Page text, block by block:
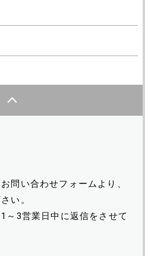
問い合わせフォームより、
い。
～3営業日中に返信をさせて